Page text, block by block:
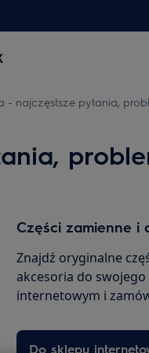
- najczęstsze pytania,
Części zamienne i
Znajdź oryginalne
akcesoria do
internetowym i
Do sklepu